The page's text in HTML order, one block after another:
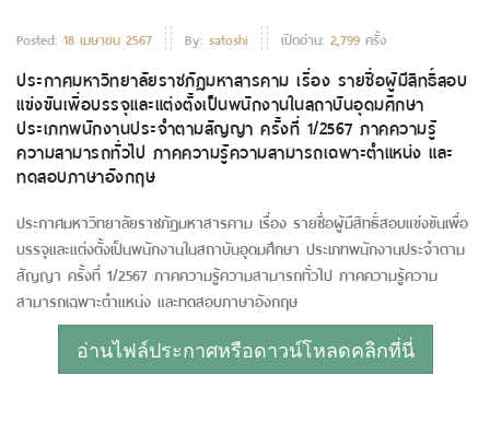
Posted: 18 เมษายน 2567 By: satoshi เปิดอ่าน: 2,799 ครั้ง
ประกาศมหาวิทยาลัยราชภัฏมหาสารคาม เรื่อง รายชื่อผู้มีสิทธิ์สอบ
แข่งขันเพื่อบรรจุและแต่งตั้งเป็นพนักงานในสถาบันอุดมศึกษา
ประเภทพนักงานประจำตามสัญญา ครั้งที่ 1/2567 ภาคความรู้
ความสามารถทั่วไป ภาคความรู้ความสามารถเฉพาะตำแหน่ง และ
ทดสอบภาษาอังกฤษ
ประกาศมหาวิทยาลัยราชภัฏมหาสารคาม เรื่อง รายชื่อผู้มีสิทธิ์สอบแข่งขันเพื่อ
บรรจุและแต่งตั้งเป็นพนักงานในสถาบันอุดมศึกษา ประเภทพนักงานประจำตาม
สัญญา ครั้งที่ 1/2567 ภาคความรู้ความสามารถทั่วไป ภาคความรู้ความ
สามารถเฉพาะตำแหน่ง และทดสอบภาษาอังกฤษ
อ่านไฟล์ประกาศหรือดาวน์โหลดคลิกที่นี่